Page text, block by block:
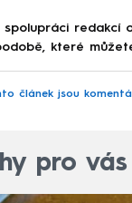
spolupráci redakcí
které
článek jsou
pro vás